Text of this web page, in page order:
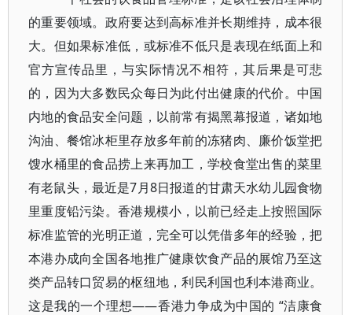
的重要领域。政府要达到高标准并长期维持，成本很
大。但如果标准低，或标准不低只是表现在纸面上和
官方宣传品里，与实际情况不相符，其后果是可悲
的，因为大多数民众每日为此付出健康的代价。中国
内地的食品安全问题，以前常有揭黑幕报道，诸如地
沟油、餐馆冰柜里存放多年前的冻猪肉、廉价饭堂把
馊水桶里的食品捞上来再加工，学校食堂出售的菜里
有老鼠头，最近是7月8日报道的甘肃天水幼儿园食物
里重度铅污染。香港规模小，以前已经走上按照国际
标准监管的光明正道，完全可以凭借多年的经验，把
本港办成向全国各地推广健康饮食产品的展馆乃至这
类产品转口贸易的枢纽地，利民利国也利本港商业。
这是我的一个理想——香港力争成为中国的 “洁康食